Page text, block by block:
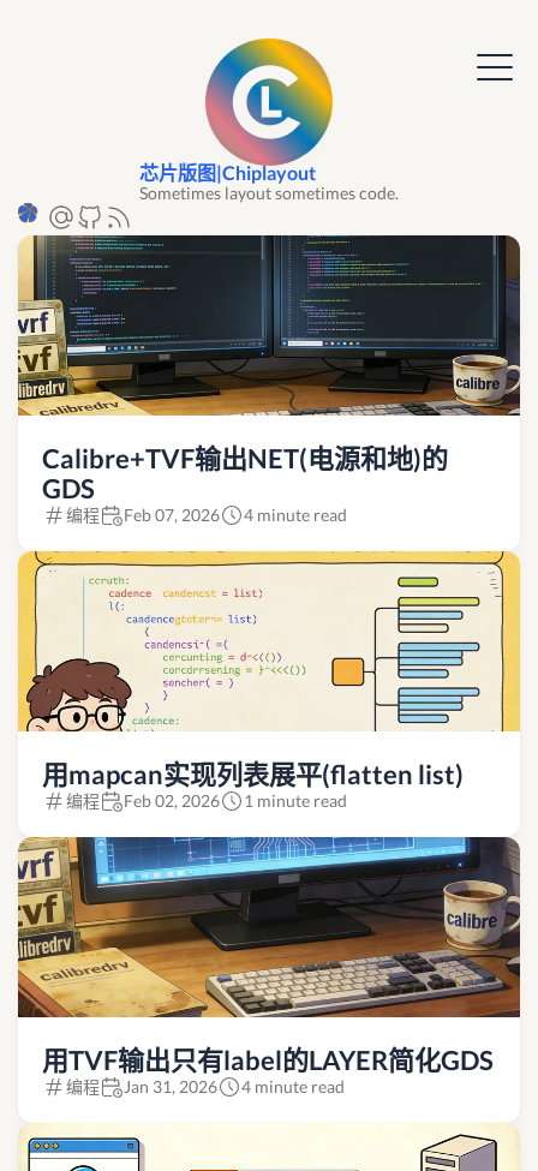
芯片版图|Chiplayout
Sometimes layout sometimes code.
Calibre+TVF输出NET(电源和地)的
GDS
编程 Feb 07, 2026 4 minute read
用mapcan实现列表展平(flatten list)
编程 Feb 02, 2026 1 minute read
用TVF输出只有label的LAYER简化GDS
编程 Jan 31, 2026 4 minute read